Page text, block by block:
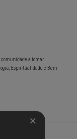
comunidade a tomar
Espiritualidade e Bem-